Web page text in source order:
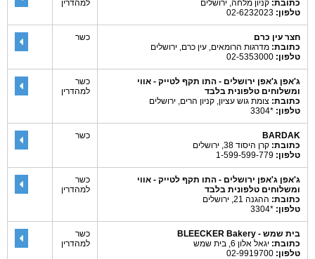
כתובת: קניון מלחה, ירושלים
טלפון:
למהדרין
חצר עין כרם
כתובת: מדרגות הרומאים, עין כרם, ירושלים
טלפון:
כשר
ג'אפן ג'אפן ירושלים - התו תקף לטייק - אווי
ומשלוחים טלפונית בלבד
כתובת: צומת גוש עציון, קניון הרים, ירושלים
טלפון: *3304
כשר
למהדרין
BARDAK
כתובת: קרן היסוד 38, ירושלים
טלפון:
כשר
ג'אפן ג'אפן ירושלים - התו תקף לטייק - אווי
ומשלוחים טלפונית בלבד
כתובת: ההגנה 21, ירושלים
טלפון: *3304
כשר
למהדרין
בית שמש - BLEECKER Bakery
כתובת: יגאל אלון 6, בית שמש
טלפון:
כשר
למהדרין